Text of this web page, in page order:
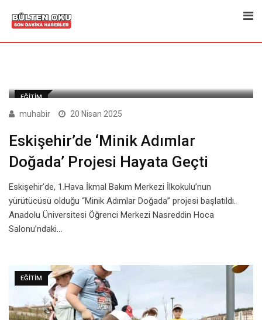
EĞITIM
muhabir 20 Nisan 2025
Eskişehir’de ‘Minik Adımlar
Doğada’ Projesi Hayata Geçti
Eskişehir’de, 1.Hava İkmal Bakım Merkezi İlkokulu’nun
yürütücüsü olduğu “Minik Adımlar Doğada” projesi başlatıldı.
Anadolu Üniversitesi Öğrenci Merkezi Nasreddin Hoca
Salonu’ndaki…
EĞITIM